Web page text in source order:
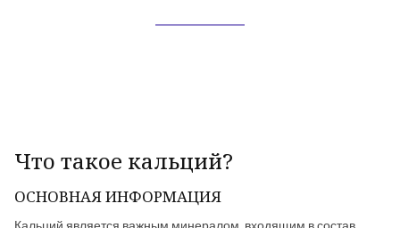
Что такое кальций?
ОСНОВНАЯ ИНФОРМАЦИЯ
Кальций является важным минералом, входящим в состав